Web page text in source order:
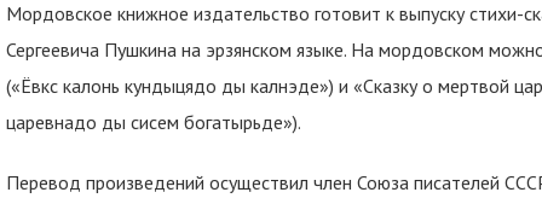
Мордовское книжное издательство готовит к выпуску стихи-
Сергеевича Пушкина на эрзянском языке. На мордовском
(«Ёвкс калонь кундыцядо ды калнэде») и «Сказку о мертвой
царевнадо ды сисем богатырьде»).
Перевод произведений осуществил член Союза писателей